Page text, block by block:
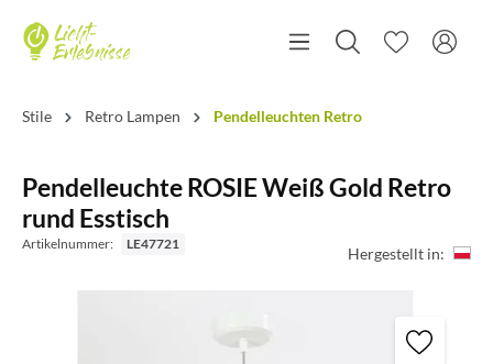
Stile Retro Lampen Pendelleuchten Retro
Pendelleuchte ROSIE Weiß Gold Retro
rund Esstisch
Artikelnummer: LE47721 Hergestellt in: